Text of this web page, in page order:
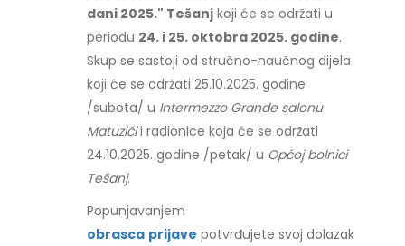
dani 2025." Tešanj koji će se održati u
periodu 24. i 25. oktobra 2025. godine.
Skup se sastoji od stručno-naučnog dijela
koji će se održati 25.10.2025. godine
/subota/ u Intermezzo Grande salonu
Matuzićii radionice koja će se održati
24.10.2025. godine /petak/ u Općoj bolnici
Tešanj.
Popunjavanjem
obrasca prijave potvrđujete svoj dolazak